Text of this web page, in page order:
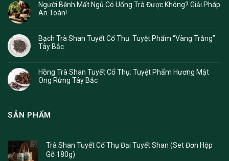
Người Bệnh Mất Ngủ Có Uống Trà Được Không? Giải Pháp
An Toàn!
Bạch Trà Shan Tuyết Cổ Thụ: Tuyệt Phẩm “Vàng Trắng”
Tây Bắc
Hồng Trà Shan Tuyết Cổ Thụ: Tuyệt Phẩm Hương Mật
Ong Rừng Tây Bắc
SẢN PHẨM
Trà Shan Tuyết Cổ Thụ Đại Tuyết Shan (Set Đơn Hộp
Gỗ 180g)